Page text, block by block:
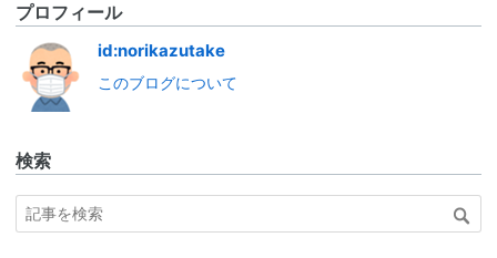
プロフィール
id:norikazutake
このブログについて
検索